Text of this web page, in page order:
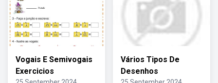
Vogais E Semivogais
Exercicios
Vários Tipos De
Desenhos